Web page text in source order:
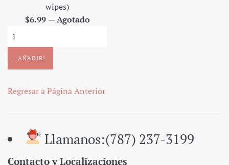
wipes)
Precio
$6.99 —Agotado
Regresar a Página Anterior
Llamanos:(787) 237-3199
Contacto y Localizaciones